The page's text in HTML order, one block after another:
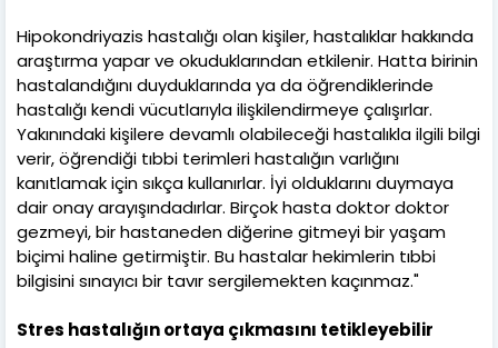
Hipokondriyazis hastalığı olan kişiler, hastalıklar hakkında
araştırma yapar ve okuduklarından etkilenir. Hatta birinin
hastalandığını duyduklarında ya da öğrendiklerinde
hastalığı kendi vücutlarıyla ilişkilendirmeye çalışırlar.
Yakınındaki kişilere devamlı olabileceği hastalıkla ilgili bilgi
verir, öğrendiği tıbbi terimleri hastalığın varlığını
kanıtlamak için sıkça kullanırlar. İyi olduklarını duymaya
dair onay arayışındadırlar. Birçok hasta doktor doktor
gezmeyi, bir hastaneden diğerine gitmeyi bir yaşam
biçimi haline getirmiştir. Bu hastalar hekimlerin tıbbi
bilgisini sınayıcı bir tavır sergilemekten kaçınmaz."
Stres hastalığın ortaya çıkmasını tetikleyebilir